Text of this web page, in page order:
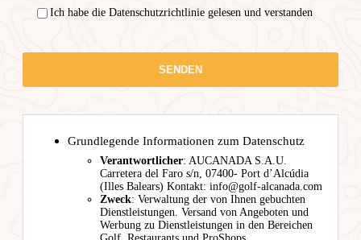
Ich habe die Datenschutzrichtlinie gelesen und verstanden
Grundlegende Informationen zum Datenschutz
Verantwortlicher: AUCANADA S.A.U.
Carretera del Faro s/n, 07400- Port d’Alcúdia
(Illes Balears) Kontakt: info@golf-alcanada.com
Zweck: Verwaltung der von Ihnen gebuchten
Dienstleistungen. Versand von Angeboten und
Werbung zu Dienstleistungen in den Bereichen